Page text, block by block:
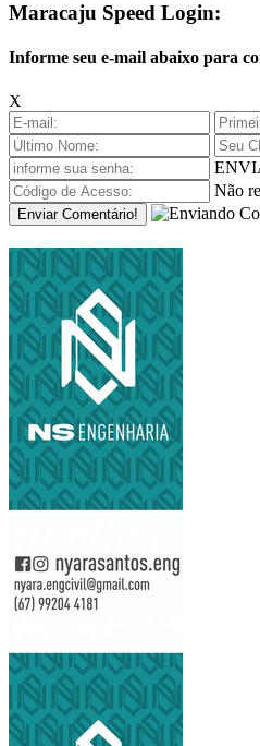
Maracaju Speed Login:
Informe seu e-mail abaixo para
X
Não
Enviar Comentário!